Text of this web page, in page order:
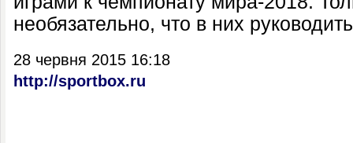
необязательно, что в них
28 червня 2015 16:18
http://sportbox.ru